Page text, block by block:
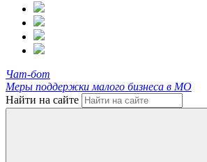
Чат-бот
Меры поддержки малого бизнеса в МО
Найти на сайте